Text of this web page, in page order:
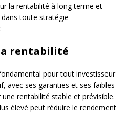
la rentabilité à long terme et
toute stratégie
rentabilité
pour tout investisseur
avec ses garanties et ses faibles
rentabilité stable et prévisible.
élevé peut réduire le rendement